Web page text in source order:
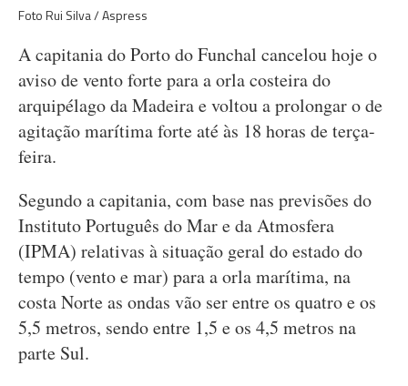
Foto Rui Silva / Aspress
A capitania do Porto do Funchal cancelou hoje o
aviso de vento forte para a orla costeira do
arquipélago da Madeira e voltou a prolongar o de
agitação marítima forte até às 18 horas de terça-
feira.
Segundo a capitania, com base nas previsões do
Instituto Português do Mar e da Atmosfera
(IPMA) relativas à situação geral do estado do
tempo (vento e mar) para a orla marítima, na
costa Norte as ondas vão ser entre os quatro e os
5,5 metros, sendo entre 1,5 e os 4,5 metros na
parte Sul.